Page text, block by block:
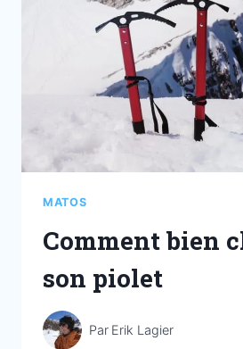
MATOS
Comment bien
son piolet
Par Erik Lagier